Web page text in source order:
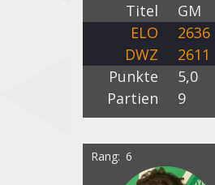
Titel
GM
ELO
2636
DWZ
2611
Punkte
5,0
Partien
9
Rang 6